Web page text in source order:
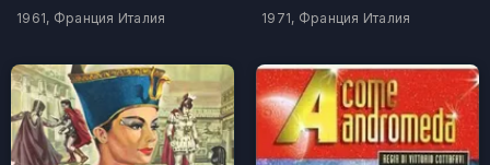
1961, Франция Италия 1971, Франция Италия